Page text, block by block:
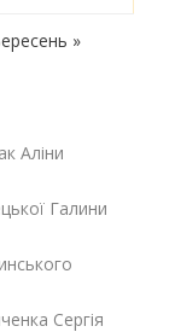
»
Аліни
Галини
Сергія